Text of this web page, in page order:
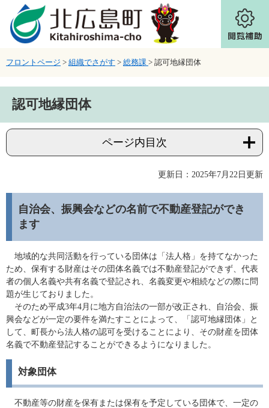
ページの先頭です。
メニューを飛ばして本文へ
フロントページ > 組織でさがす > 総務課 > 認可地縁団体
認可地縁団体
ページ内目次
更新日：2025年7月22日更新
自治会、振興会などの名前で不動産登記ができ
ます
地域的な共同活動を行っている団体は「法人格」を持てなかった
ため、保有する財産はその団体名義では不動産登記ができず、代表
者の個人名義や共有名義で登記され、名義変更や相続などの際に問
題が生じておりました。
そのため平成3年4月に地方自治法の一部が改正され、自治会、振
興会などが一定の要件を満たすことによって、「認可地縁団体」と
して、町長から法人格の認可を受けることにより、その財産を団体
名義で不動産登記することができるようになりました。
対象団体
不動産等の財産を保有または保有を予定している団体で、一定の